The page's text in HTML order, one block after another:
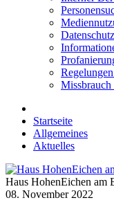
Startseite
Allgemeines
Aktuelles
Haus HohenEichen am
08. November 2022